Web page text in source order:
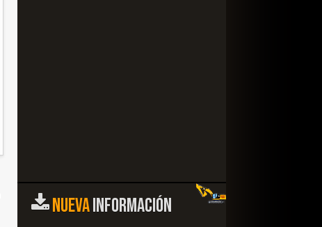
NUEVAINFORMACIÓN